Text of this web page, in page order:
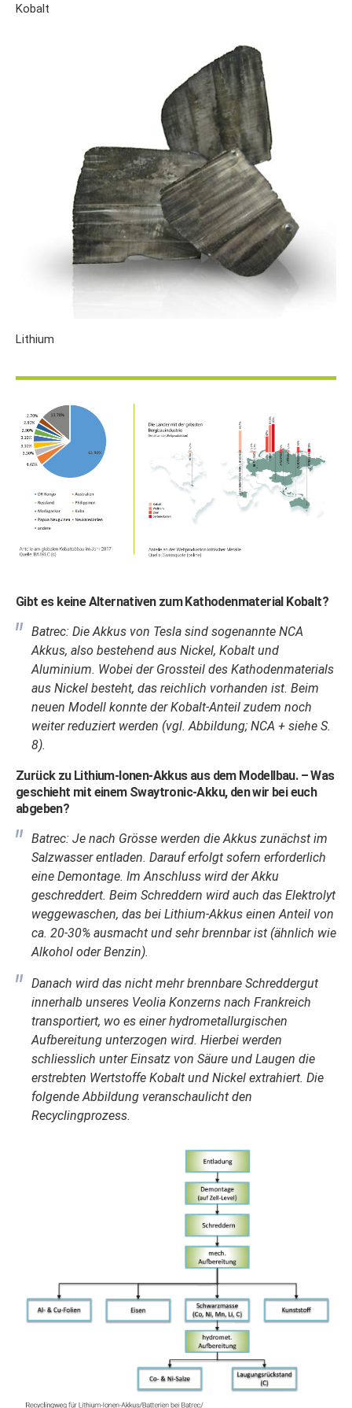
Kobalt
Lithium
Gibt es keine Alternativen zum Kathodenmaterial Kobalt?
Batrec: Die Akkus von Tesla sind sogenannte NCA
Akkus, also bestehend aus Nickel, Kobalt und
Aluminium. Wobei der Grossteil des Kathodenmaterials
aus Nickel besteht, das reichlich vorhanden ist. Beim
neuen Modell konnte der Kobalt-Anteil zudem noch
weiter reduziert werden (vgl. Abbildung; NCA + siehe S.
8).
Zurück zu Lithium-Ionen-Akkus aus dem Modellbau. – Was
geschieht mit einem Swaytronic-Akku, den wir bei euch
abgeben?
Batrec: Je nach Grösse werden die Akkus zunächst im
Salzwasser entladen. Darauf erfolgt sofern erforderlich
eine Demontage. Im Anschluss wird der Akku
geschreddert. Beim Schreddern wird auch das Elektrolyt
weggewaschen, das bei Lithium-Akkus einen Anteil von
ca. 20-30% ausmacht und sehr brennbar ist (ähnlich wie
Alkohol oder Benzin).
Danach wird das nicht mehr brennbare Schreddergut
innerhalb unseres Veolia Konzerns nach Frankreich
transportiert, wo es einer hydrometallurgischen
Aufbereitung unterzogen wird. Hierbei werden
schliesslich unter Einsatz von Säure und Laugen die
erstrebten Wertstoffe Kobalt und Nickel extrahiert. Die
folgende Abbildung veranschaulicht den
Recyclingprozess.